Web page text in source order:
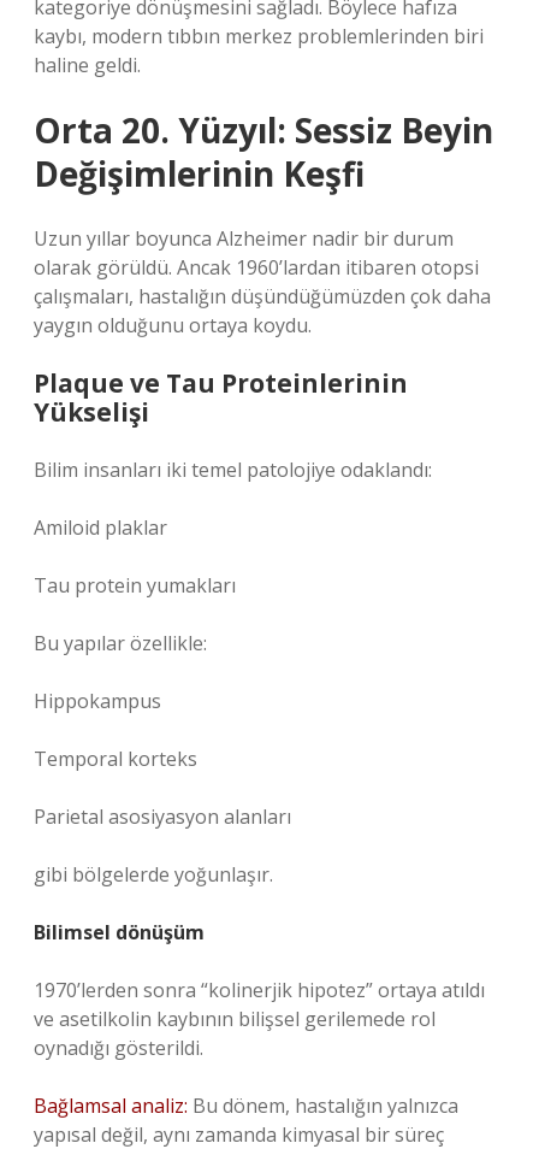
kategoriye dönüşmesini sağladı. Böylece hafıza
kaybı, modern tıbbın merkez problemlerinden biri
haline geldi.
Orta 20. Yüzyıl: Sessiz Beyin
Değişimlerinin Keşfi
Uzun yıllar boyunca Alzheimer nadir bir durum
olarak görüldü. Ancak 1960’lardan itibaren otopsi
çalışmaları, hastalığın düşündüğümüzden çok daha
yaygın olduğunu ortaya koydu.
Plaque ve Tau Proteinlerinin
Yükselişi
Bilim insanları iki temel patolojiye odaklandı:
Amiloid plaklar
Tau protein yumakları
Bu yapılar özellikle:
Hippokampus
Temporal korteks
Parietal asosiyasyon alanları
gibi bölgelerde yoğunlaşır.
Bilimsel dönüşüm
1970’lerden sonra “kolinerjik hipotez” ortaya atıldı
ve asetilkolin kaybının bilişsel gerilemede rol
oynadığı gösterildi.
Bağlamsal analiz: Bu dönem, hastalığın yalnızca
yapısal değil, aynı zamanda kimyasal bir süreç